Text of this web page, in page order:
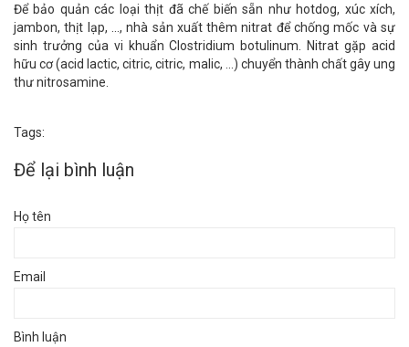
Để bảo quản các loại thịt đã chế biến sẵn như hotdog, xúc xích,
jambon, thịt lạp, …, nhà sản xuất thêm nitrat để chống mốc và sự
sinh trưởng của vi khuẩn Clostridium botulinum. Nitrat gặp acid
hữu cơ (acid lactic, citric, citric, malic, …) chuyển thành chất gây ung
thư nitrosamine.
Tags:
Để lại bình luận
Họ tên
Email
Bình luận